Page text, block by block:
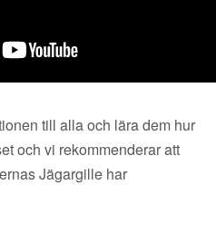
till alla och lära dem hur
och vi rekommenderar att
Jägargille har